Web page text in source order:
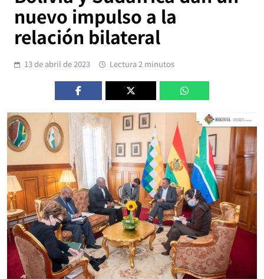
nuevo impulso a la
relación bilateral
13 de abril de 2023 Lectura 2 minutos